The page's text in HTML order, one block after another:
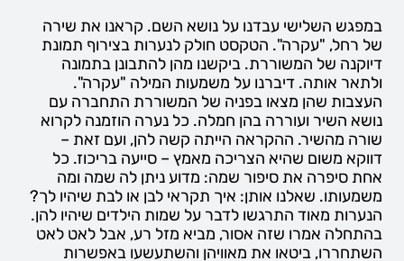
במפגש השלישי עבדנו על נושא השם. קראנו את שירה
של רחל, "עקרה". הטקסט חולק לנערות בצירוף תמונת
דיוקנה של המשוררת. ביקשנו מהן להתבונן בתמונה
ולתאר אותה. דיברנו על משמעות המילה "עקרה".
העצבות שהן מצאו בפניה של המשוררת התחברה עם
נושא השיר ועוררה בהן חמלה. כל נערה הוזמנה לקרוא
שורה מהשיר. ההקראה הייתה קשה להן, ועם זאת –
דווקא משום שהיא הצריכה מאמץ – סייעה בריכוז. כל
אחת סיפרה את סיפור שמה: מדוע ניתן לה שמה ומה
משמעותו. שאלנו אותן: איך תקראי לבן או לבת שיהיו לך?
הנערות מאוד התרגשו לדבר על שמות הילדים שיהיו להן.
בהתחלה אמרו שזה אסור, מביא מזל רע, אבל לאט לאט
השתחררו, ביטאו את מאוויהן והשתעשעו באפשרות